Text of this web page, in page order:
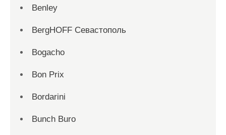
Benley
BergHOFF Севастополь
Bogacho
Bon Prix
Bordarini
Bunch Buro